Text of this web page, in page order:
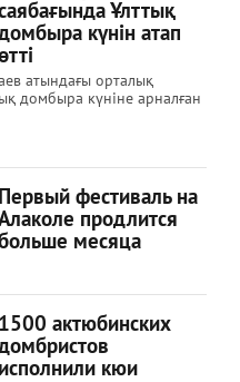
Ұлттық
күнін атап
атындағы орталық
домбыра күніне арналған
Первый фестиваль на
продлится
месяца
1500 актюбинских
исполнили кюи